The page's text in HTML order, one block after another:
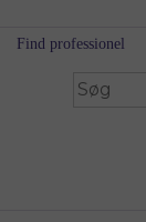
Find professionel